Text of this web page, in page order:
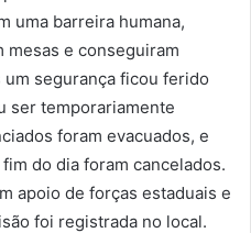
uma barreira humana,
mesas e conseguiram
segurança ficou ferido
ser temporariamente
foram evacuados, e
do dia foram cancelados.
apoio de forças estaduais e
foi registrada no local.